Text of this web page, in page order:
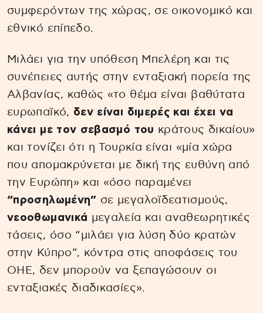
συμφερόντων της χώρας, σε οικονομικό και
εθνικό επίπεδο.
Μιλάει για την υπόθεση Μπελέρη και τις
συνέπειες αυτής στην ενταξιακή πορεία της
Αλβανίας, καθώς «το θέμα είναι βαθύτατα
ευρωπαϊκό, δεν είναι διμερές και έχει να
κάνει με τον σεβασμό του κράτους δικαίου»
και τονίζει ότι η Τουρκία είναι «μία χώρα
που απομακρύνεται με δική της ευθύνη από
την Ευρώπη» και «όσο παραμένει
“προσηλωμένη” σε μεγαλοϊδεατισμούς,
νεοοθωμανικά μεγαλεία και αναθεωρητικές
τάσεις, όσο “μιλάει για λύση δύο κρατών
στην Κύπρο”, κόντρα στις αποφάσεις του
ΟΗΕ, δεν μπορούν να ξεπαγώσουν οι
ενταξιακές διαδικασίες».